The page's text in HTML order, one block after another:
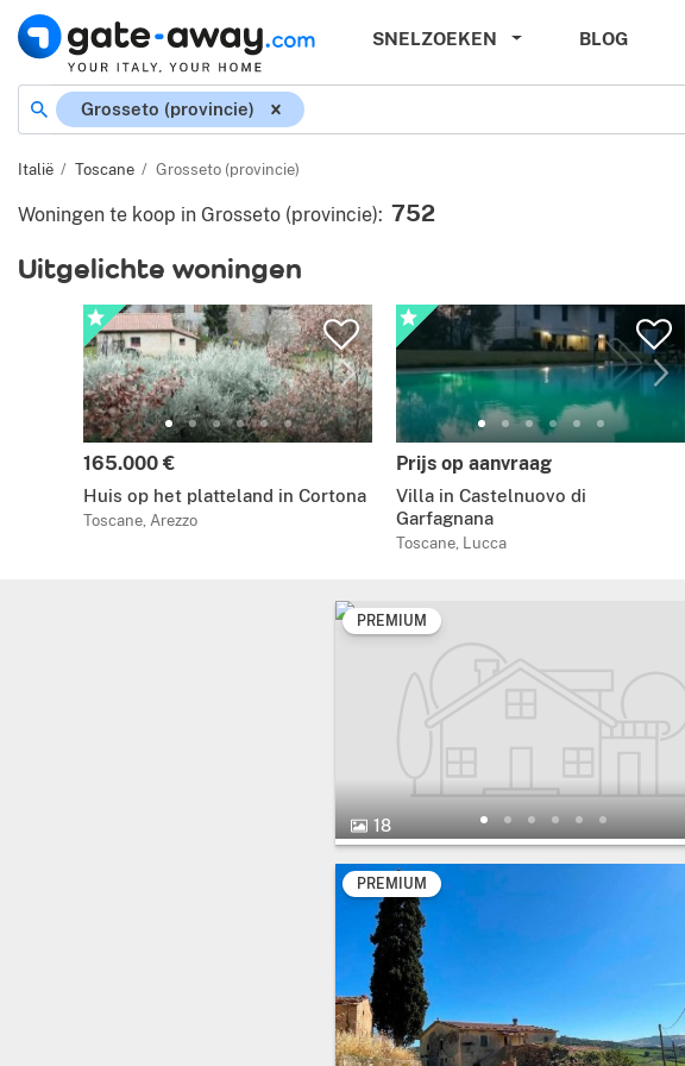
SNELZOEKEN BLOG
Grosseto (provincie)
Italië Toscane Grosseto (provincie)
Woningen te koop in Grosseto (provincie): 752
Uitgelichte woningen
165.000 €
Huis op het platteland in Cortona
Toscane, Arezzo
Prijs op aanvraag
Villa in Castelnuovo di
Garfagnana
Toscane, Lucca
PREMIUM
18
PREMIUM